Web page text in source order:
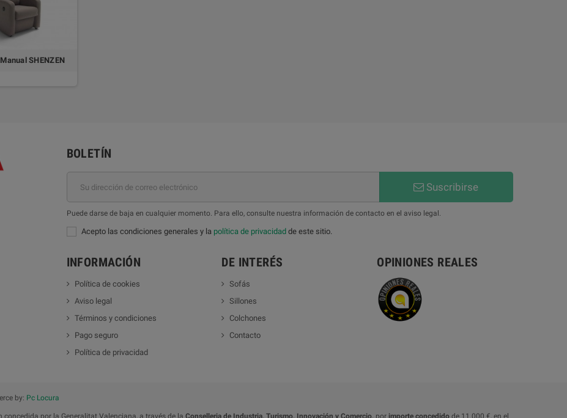
SHENZEN
BOLETÍN
Suscribirse
Puede darse de baja en cualquier momento. Para ello, consulte nuestra información de contacto en el aviso legal.
Acepto las condiciones generales y la política de privacidad de este sitio.
INFORMACIÓN
Política de cookies
Aviso legal
Términos y condiciones
Pago seguro
Política de privacidad
DE INTERÉS
Sofás
Sillones
Colchones
Contacto
OPINIONES REALES
by: Pc Locura
concedida por la Generalitat Valenciana, a través de la Conselleria de Industria, Turismo, Innovación y Comercio, por importe concedido de 11.000 €, en el